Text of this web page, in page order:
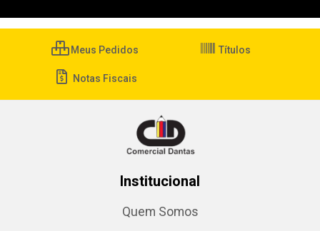
Meus Pedidos Títulos
Notas Fiscais
Institucional
Quem Somos